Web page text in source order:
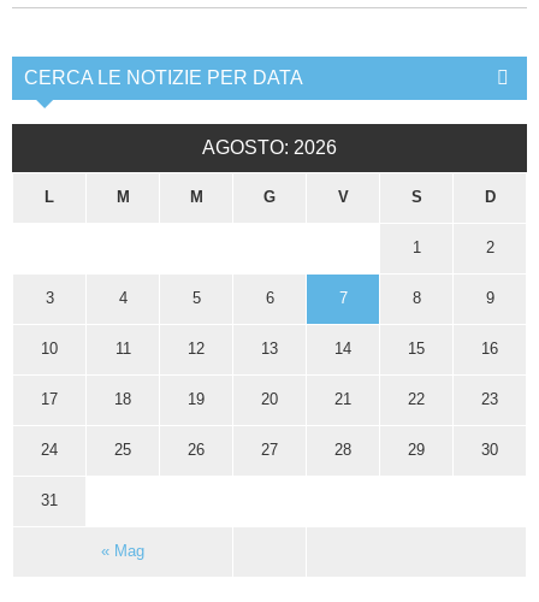
CERCA LE NOTIZIE PER DATA
AGOSTO: 2026
L M M G V S D
« Mag
1 2
3 4 5 6 7 8 9
10 11 12 13 14 15 16
17 18 19 20 21 22 23
24 25 26 27 28 29 30
31